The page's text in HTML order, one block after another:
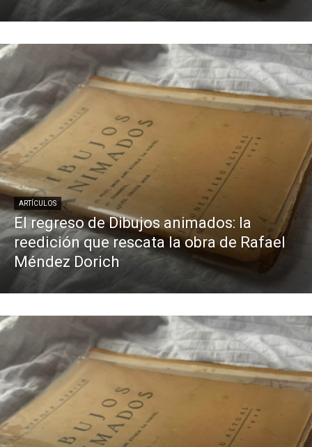
ARTÍCULOS
El regreso de Dibujos animados: la
reedición que rescata la obra de Rafael
Méndez Dorich